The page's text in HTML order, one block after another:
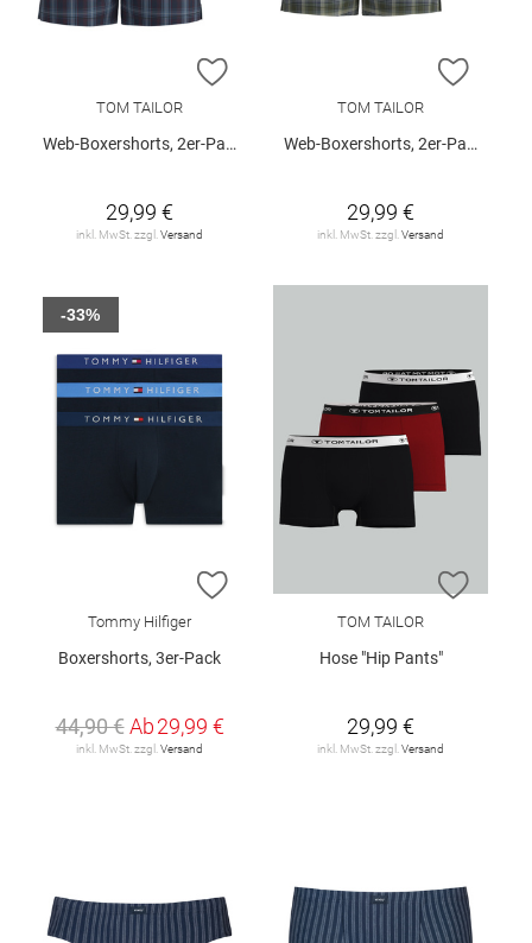
ZUR WUNSCHLISTE HINZUFÜGEN
TOM TAILOR
Web-Boxershorts, 2er-Pack
29,99 €
inkl. MwSt. zzgl. Versand
ZUR
TOM TAILOR
Web-Boxershorts, 2er-Pack
29,99 €
inkl. MwSt. zzgl. Versand
ZUR WUNSCHLISTE HINZUFÜGEN
Tommy Hilfiger
Boxershorts, 3er-Pack
44,90 € Ab29,99 €
inkl. MwSt. zzgl. Versand
-33%
ZUR
TOM TAILOR
Hose "Hip Pants"
29,99 €
inkl. MwSt. zzgl. Versand